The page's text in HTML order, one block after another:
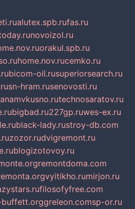
alutex.spb.rufas.ru
novoizol.ru
orakul.spb.ru
home.nov.rucemko.ru
bicom-oil.rusuperiorsearch.ru
sn-hram.rusenovosti.ru
anamvkusno.rutechnosaratov.ru
bigbad.ru227gp.ruwes-ex.ru
black-lady.rustroy-db.com
zozor.rudvigremont.ru
blogizotovoy.ru
remontdoma.com
vyitikho.rumirjon.ru
filosofyfree.com
greleon.comsp-or.ru